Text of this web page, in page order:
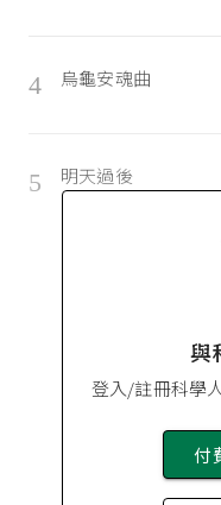
4 烏龜安魂曲
5 明天過後
與
登入/註冊科學
付